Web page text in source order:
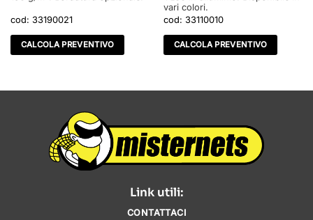
cod: 33190021
CALCOLA PREVENTIVO
vari colori.
cod: 33110010
CALCOLA PREVENTIVO
Link utili:
CONTATTACI